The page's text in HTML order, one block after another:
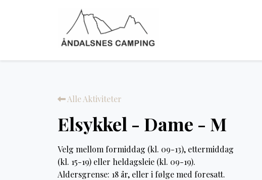
Alle Aktiviteter
Elsykkel - Dame - M
Velg mellom formiddag (kl. 09-13), ettermiddag
(kl. 15-19) eller heldagsleie (kl. 09-19).
Aldersgrense: 18 år, eller i følge med foresatt.